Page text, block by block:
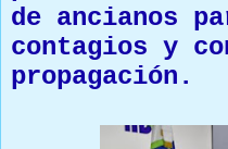
de ancianos
contagios y
propagación.